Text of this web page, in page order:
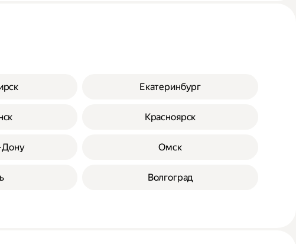
Екатеринбург
Красноярск
Дону Омск
Волгоград